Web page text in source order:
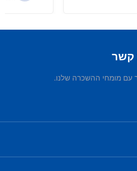
קשר
עם מומחי ההשכרה שלנו.